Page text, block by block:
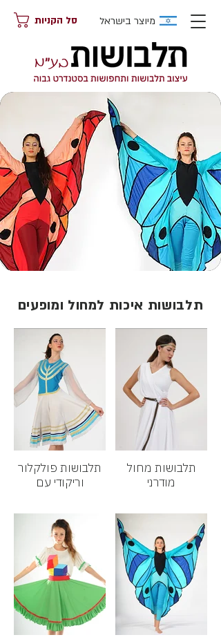
מיוצר בישראל סל הקניות
תלבושות איכות למחול ומופעים
תלבושות פולקלור
וריקודי עם
תלבושות מחול
מודרני